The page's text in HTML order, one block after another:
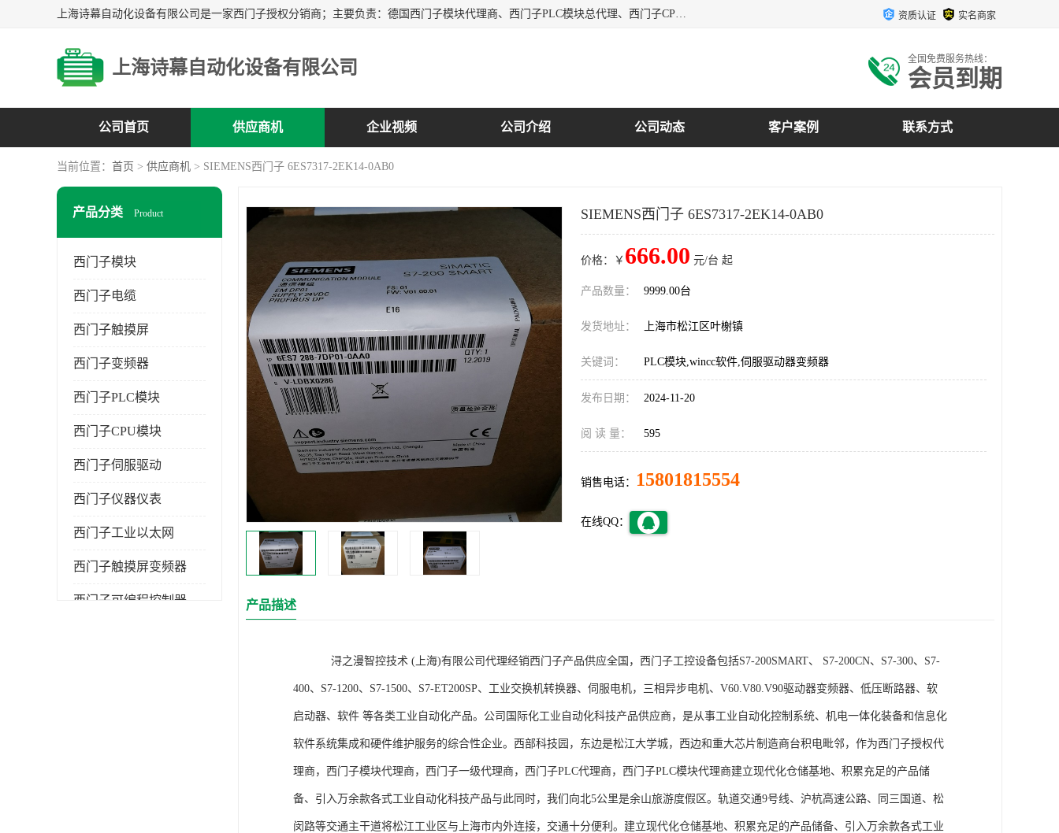
上海诗幕自动化设备有限公司是一家西门子授权分销商；主要负责：德国西门子模块代理商、西门子PLC模块总代理、西门子CPU模块代理商、西门子电缆代理、西门子触摸屏变频器总代理等专销售西门子各系列产品；实体公司，诚信经营，价格优势，品质保证，库存量大，供应！ 资质认证 实名商家
上海诗幕自动化设备有限公司 全国免费服务热线：
会员到期
公司首页 供应商机 企业视频 公司介绍 公司动态 客户案例 联系方式
当前位置： 首页 > 供应商机 > SIEMENS西门子 6ES7317-2EK14-0AB0
产品分类 Product
西门子模块
西门子电缆
西门子触摸屏
西门子变频器
西门子PLC模块
西门子CPU模块
西门子伺服驱动
西门子仪器仪表
西门子工业以太网
西门子触摸屏变频器
西门子可编程控制器
SIEMENS西门子 6ES7317-2EK14-0AB0
价格：￥ 666.00 元/台 起
产品数量： 9999.00台
发货地址： 上海市松江区叶榭镇
关键词： PLC模块,wincc软件,伺服驱动器变频器
发布日期： 2024-11-20
阅 读 量： 595
销售电话： 15801815554
在线QQ：
产品描述
浔之漫智控技术 (上海)有限公司代理经销西门子产品供应全国，西门子工控设备包括S7-200SMART、 S7-200CN、S7-300、S7-
400、S7-1200、S7-1500、S7-ET200SP、工业交换机转换器、伺服电机，三相异步电机、V60.V80.V90驱动器变频器、低压断路器、软
启动器、软件 等各类工业自动化产品。公司国际化工业自动化科技产品供应商，是从事工业自动化控制系统、机电一体化装备和信息化
软件系统集成和硬件维护服务的综合性企业。西部科技园，东边是松江大学城，西边和重大芯片制造商台积电毗邻，作为西门子授权代
理商，西门子模块代理商，西门子一级代理商，西门子PLC代理商，西门子PLC模块代理商建立现代化仓储基地、积累充足的产品储
备、引入万余款各式工业自动化科技产品与此同时，我们向北5公里是余山旅游度假区。轨道交通9号线、沪杭高速公路、同三国道、松
闵路等交通主干道将松江工业区与上海市内外连接，交通十分便利。建立现代化仓储基地、积累充足的产品储备、引入万余款各式工业